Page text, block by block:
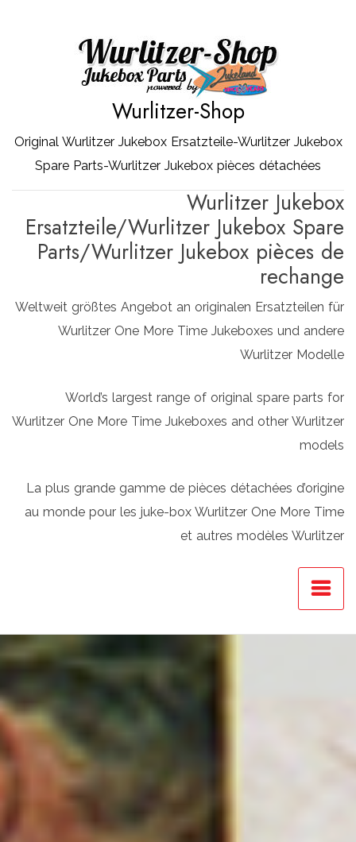
Wurlitzer-Shop
Original Wurlitzer Jukebox Ersatzteile-Wurlitzer Jukebox
Spare Parts-Wurlitzer Jukebox pièces détachées
Wurlitzer Jukebox
Ersatzteile/Wurlitzer Jukebox Spare
Parts/Wurlitzer Jukebox pièces de
rechange
Weltweit größtes Angebot an originalen Ersatzteilen für
Wurlitzer One More Time Jukeboxes und andere
Wurlitzer Modelle
World’s largest range of original spare parts for
Wurlitzer One More Time Jukeboxes and other Wurlitzer
models
La plus grande gamme de pièces détachées d’origine
au monde pour les juke-box Wurlitzer One More Time
et autres modèles Wurlitzer